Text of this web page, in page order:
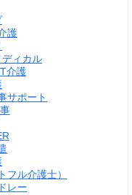
護
ィカル
介護
サポート
フル介護士）
レー